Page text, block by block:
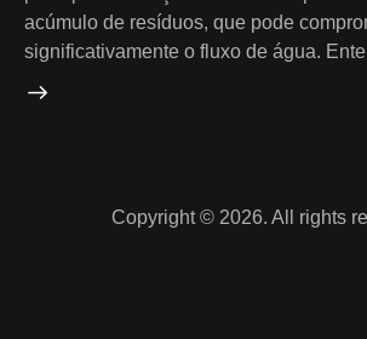
acúmulo de resíduos, que pode
significativamente o fluxo de água.
Copyright © 2026. All rights